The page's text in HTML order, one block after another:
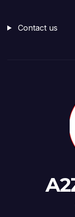
Contact us